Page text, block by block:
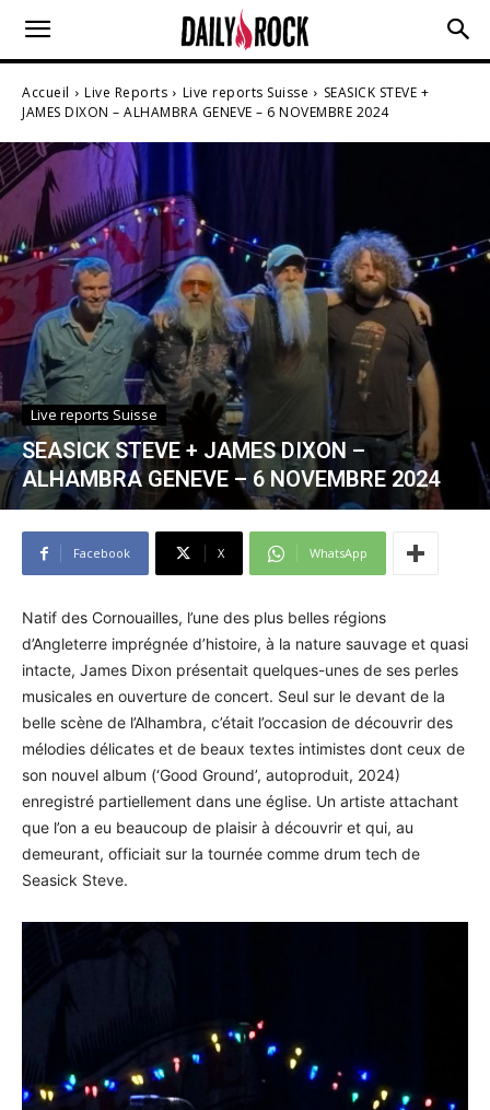
Accueil Live Reports Live reports Suisse
SEASICK STEVE +
JAMES DIXON – ALHAMBRA GENEVE – 6 NOVEMBRE 2024
Live reports Suisse
SEASICK STEVE + JAMES DIXON –
ALHAMBRA GENEVE – 6 NOVEMBRE 2024
Facebook X WhatsApp
Natif des Cornouailles, l’une des plus belles régions
d’Angleterre imprégnée d’histoire, à la nature sauvage et quasi
intacte, James Dixon présentait quelques-unes de ses perles
musicales en ouverture de concert. Seul sur le devant de la
belle scène de l’Alhambra, c’était l’occasion de découvrir des
mélodies délicates et de beaux textes intimistes dont ceux de
son nouvel album (‘Good Ground’, autoproduit, 2024)
enregistré partiellement dans une église. Un artiste attachant
que l’on a eu beaucoup de plaisir à découvrir et qui, au
demeurant, officiait sur la tournée comme drum tech de
Seasick Steve.